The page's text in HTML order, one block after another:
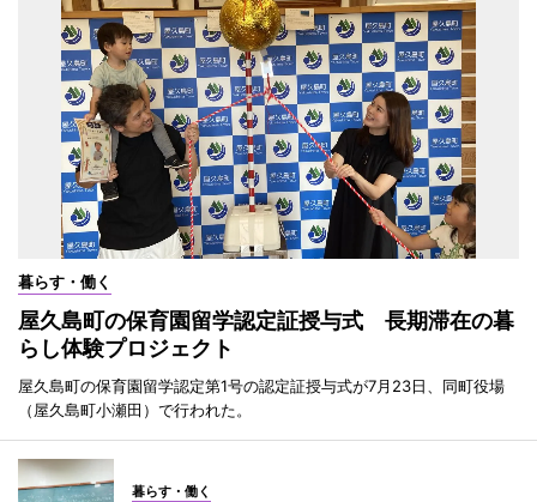
暮らす・働く
屋久島町の保育園留学認定証授与式 長期滞在の暮
らし体験プロジェクト
屋久島町の保育園留学認定第1号の認定証授与式が7月23日、同町役場
（屋久島町小瀬田）で行われた。
暮らす・働く